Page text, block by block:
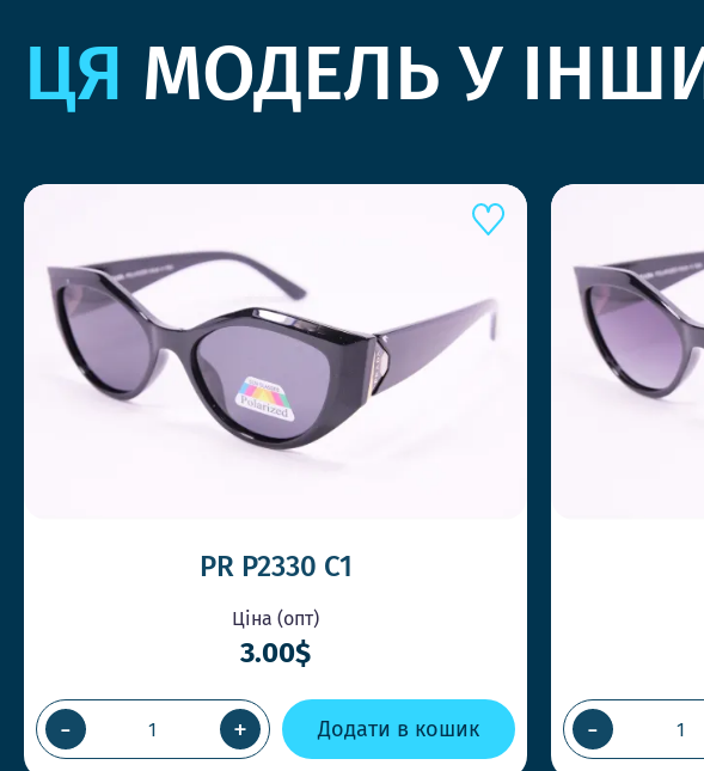
ЦЯ МОДЕЛЬ У
PR P2330 C1
Ціна (опт)
3.00$
- + Додати в кошик -